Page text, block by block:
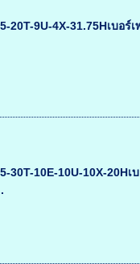
9U-4X-31.75Hเบอร์
10E-10U-10X-20Hเ